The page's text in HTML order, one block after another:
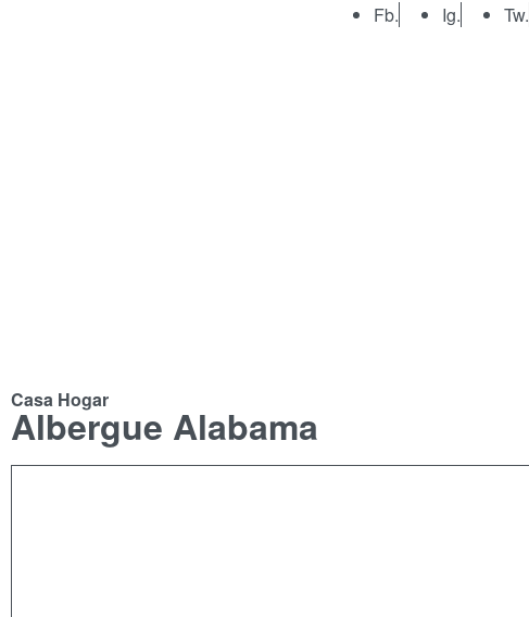
Fb. Ig. Tw.
Casa Hogar
Albergue Alabama